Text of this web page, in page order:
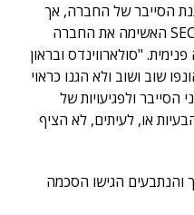
הסייבר של החברה, אך
מעולם לא עדכנו את המשקיעים". SEC האשימה את החברה
"סולארווינדס ובראון
שוב ושוב ולא הגנו כראוי
הסייבר ולפגיעויות של
או, לעיתים, לא הציף
והנתבעים הגישו הסכמה